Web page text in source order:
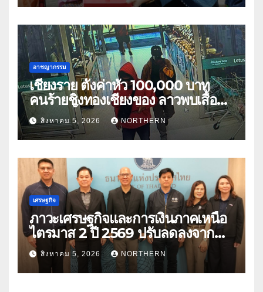
อาชญากรรม
เชียงราย ตั้งค่าหัว 100,000 บาท
คนร้ายชิงทองเชียงของ ลาวพบเสื้อผ้า
คนร้ายตั้งจุดตรวจตามเส้นทาง
สิงหาคม 5, 2026 NORTHERN
เศรษฐกิจ
ภาวะเศรษฐกิจและการเงินภาคเหนือ
ไตรมาส 2 ปี 2569 ปรับลดลงจาก
ราคาพลังงาน ค่าครองชีพ
สิงหาคม 5, 2026 NORTHERN